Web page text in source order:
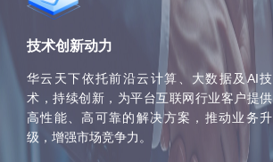
技术创新动力
华云天下依托前沿云计算、大数据及AI技
术，持续创新，为平台互联网行业客户提供
高性能、高可靠的解决方案，推动业务升
级，增强市场竞争力。